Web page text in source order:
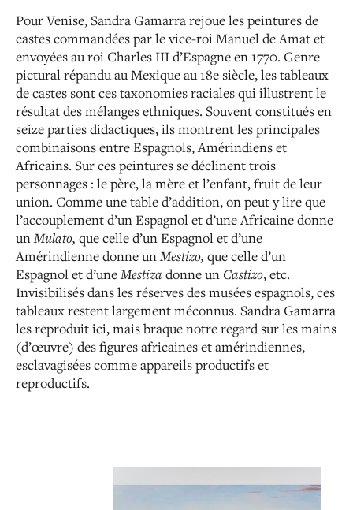
Pour Venise, Sandra Gamarra rejoue les peintures de
castes commandées par le vice-roi Manuel de Amat et
envoyées au roi Charles III d’Espagne en 1770. Genre
pictural répandu au Mexique au 18e siècle, les tableaux
de castes sont ces taxonomies raciales qui illustrent le
résultat des mélanges ethniques. Souvent constitués en
seize parties didactiques, ils montrent les principales
combinaisons entre Espagnols, Amérindiens et
Africains. Sur ces peintures se déclinent trois
personnages : le père, la mère et l’enfant, fruit de leur
union. Comme une table d’addition, on peut y lire que
l’accouplement d’un Espagnol et d’une Africaine donne
unMulato, que celle d’un Espagnol et d’une
Amérindienne donne unMestizo, que celle d’un
Espagnol et d’uneMestiza donne un Castizo,etc.
Invisibilisés dans les réserves des musées espagnols, ces
tableaux restent largement méconnus. Sandra Gamarra
les reproduit ici, mais braque notre regard sur les mains
(d’œuvre) des figures africaines et amérindiennes,
esclavagisées comme appareils productifs et
reproductifs.